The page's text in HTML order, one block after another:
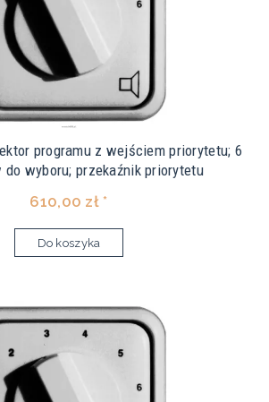
programu z wejściem priorytetu; 6
do wyboru; przekaźnik priorytetu
610,00 zł *
Do koszyka